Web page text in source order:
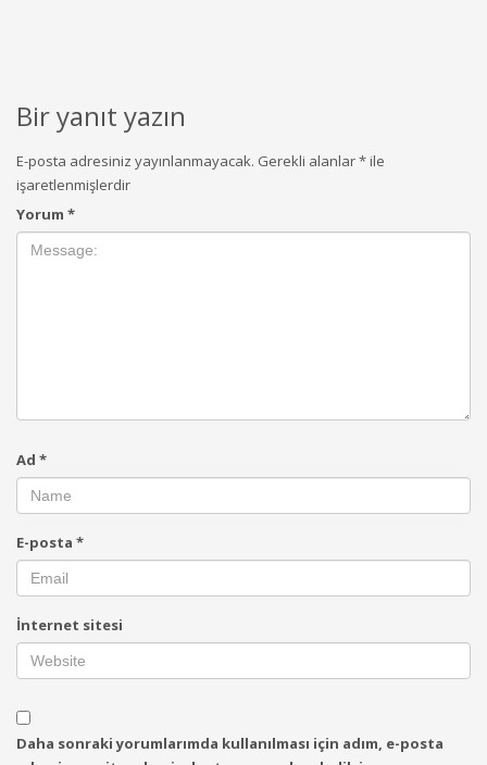
Bir yanıt yazın
E-posta adresiniz yayınlanmayacak. Gerekli alanlar*ile
işaretlenmişlerdir
Yorum *
Ad *
E-posta *
İnternet sitesi
Daha sonraki yorumlarımda kullanılması için adım, e-posta